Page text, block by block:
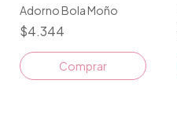
Adorno Bola Moño
$4.344
Comprar